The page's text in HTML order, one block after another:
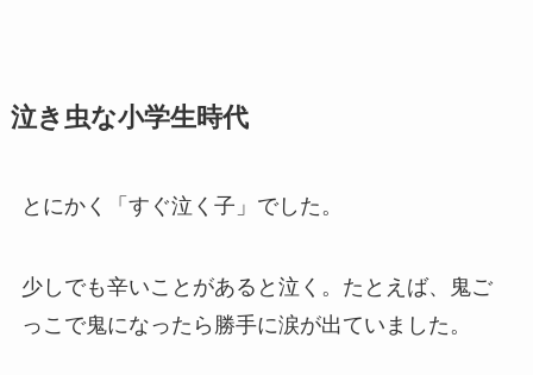
泣き虫な小学生時代
とにかく「すぐ泣く子」でした。
少しでも辛いことがあると泣く。たとえば、鬼ご
っこで鬼になったら勝手に涙が出ていました。